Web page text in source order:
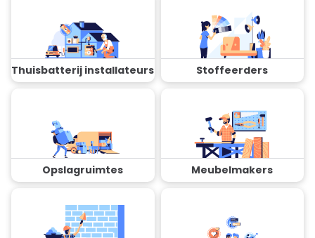
Thuisbatterij installateurs Stoffeerders
Opslagruimtes Meubelmakers